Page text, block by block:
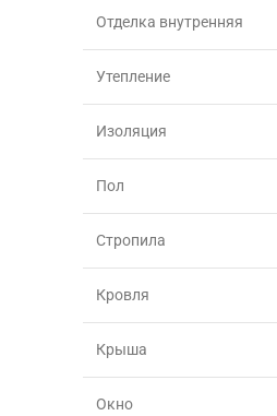
Отделка внутренняя
Утепление
Изоляция
Пол
Стропила
Кровля
Крыша
Окно